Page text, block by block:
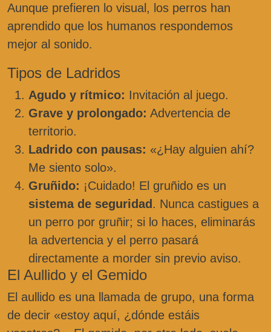
Aunque prefieren lo visual, los perros han
aprendido que los humanos respondemos
mejor al sonido.
Tipos de Ladridos
Agudo y rítmico: Invitación al juego.
Grave y prolongado: Advertencia de
territorio.
Ladrido con pausas: «¿Hay alguien ahí?
Me siento solo».
Gruñido: ¡Cuidado! El gruñido es un
sistema de seguridad . Nunca castigues a
un perro por gruñir; si lo haces, eliminarás
la advertencia y el perro pasará
directamente a morder sin previo aviso.
El Aullido y el Gemido
El aullido es una llamada de grupo, una forma
de decir «estoy aquí, ¿dónde estáis